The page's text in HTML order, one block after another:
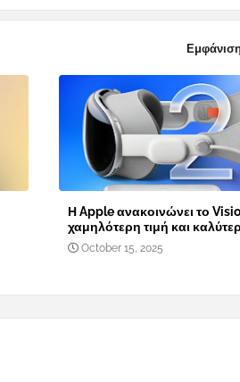
Η Apple ανακοινώνει το
χαμηλότερη τιμή και
October 15, 2025